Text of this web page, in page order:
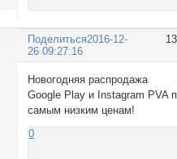
Поделиться2016-12-
26 09:27:16
Новогодняя распродажа
Google Play и Instagram PVA
самым низким ценам!
0